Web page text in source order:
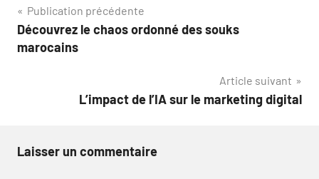
Navigation
de
Publication précédente
Découvrez le chaos ordonné des souks
marocains
Article suivant
L’impact de l’IA sur le marketing digital
Laisser un commentaire